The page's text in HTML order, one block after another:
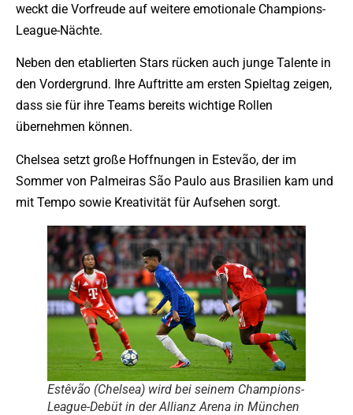
weckt die Vorfreude auf weitere emotionale Champions-
League-Nächte.
Neben den etablierten Stars rücken auch junge Talente in
den Vordergrund. Ihre Auftritte am ersten Spieltag zeigen,
dass sie für ihre Teams bereits wichtige Rollen
übernehmen können.
Chelsea setzt große Hoffnungen in Estevão, der im
Sommer von Palmeiras São Paulo aus Brasilien kam und
mit Tempo sowie Kreativität für Aufsehen sorgt.
Estêvão (Chelsea) wird bei seinem Champions-
League-Debüt in der Allianz Arena in München